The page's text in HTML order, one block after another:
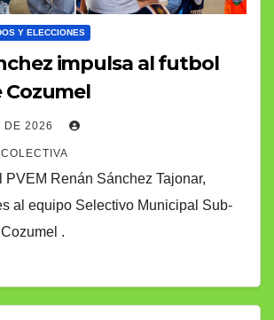
Y ELECCIONES
impulsa al futbol
DE 2026
PVEM Renán Sánchez Tajonar,
al equipo Selectivo Municipal Sub-
.